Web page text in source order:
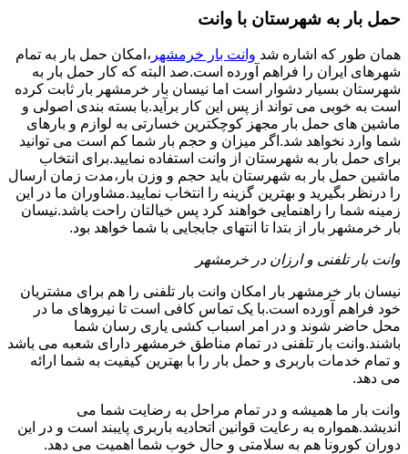
حمل بار به شهرستان با وانت
همان طور که اشاره شد وانت بار خرمشهر ،امکان حمل بار به تمام
شهرهای ایران را فراهم آورده است.صد البته که کار حمل بار به
شهرستان بسیار دشوار است اما نیسان بار خرمشهر بار ثابت کرده
است به خوبی می تواند از پس این کار برآید.با بسته بندی اصولی و
ماشین های حمل بار مجهز کوچکترین خسارتی به لوازم و بارهای
شما وارد نخواهد شد.اگر میزان و حجم بار شما کم است می توانید
برای حمل بار به شهرستان از وانت استفاده نمایید.برای انتخاب
ماشین حمل بار به شهرستان باید حجم و وزن بار،مدت زمان ارسال
را درنظر بگیرید و بهترین گزینه را انتخاب نمایید.مشاوران ما در این
زمینه شما را راهنمایی خواهند کرد پس خیالتان راحت باشد.نیسان
بار خرمشهر بار از بتدا تا انتهای جابجایی با شما خواهد بود.
وانت بار تلفنی و ارزان در خرمشهر
نیسان بار خرمشهر بار امکان وانت بار تلفنی را هم برای مشتریان
خود فراهم آورده است.با یک تماس کافی است تا نیروهای ما در
محل حاضر شوند و در امر اسباب کشی یاری رسان شما
باشند.وانت بار تلفنی در تمام مناطق خرمشهر دارای شعبه می باشد
و تمام خدمات باربری و حمل بار را با بهترین کیفیت به شما ارائه
می دهد.
وانت بار ما همیشه و در تمام مراحل به رضایت شما می
اندیشد.همواره به رعایت قوانین اتحادیه باربری پایبند است و در این
دوران کورونا هم به سلامتی و حال خوب شما اهمیت می دهد.